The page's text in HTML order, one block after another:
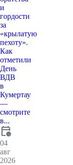
и
гордости
за
«крылатую
пехоту».
Как
отметили
День
ВДВ
в
Кумертау
—
смотрите
в...
calendar_clock
04
авг
2026